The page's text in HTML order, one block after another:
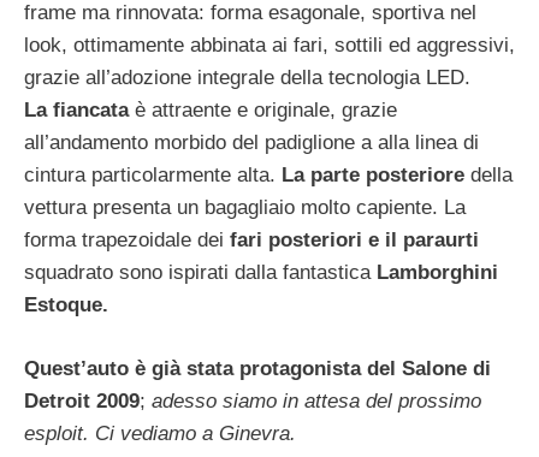
frame ma rinnovata: forma esagonale, sportiva nel
look, ottimamente abbinata ai fari, sottili ed aggressivi,
grazie all’adozione integrale della tecnologia LED.
La fiancataè attraente e originale, grazie
all’andamento morbido del padiglione a alla linea di
cintura particolarmente alta. La parte posteriore della
vettura presenta un bagagliaio molto capiente. La
forma trapezoidale dei fari posteriori e il paraurti
squadrato sono ispirati dalla fantastica Lamborghini
Estoque.
Quest’auto è già stata protagonista del Salone di
Detroit 2009; adesso siamo in attesa del prossimo
esploit. Ci vediamo a Ginevra.